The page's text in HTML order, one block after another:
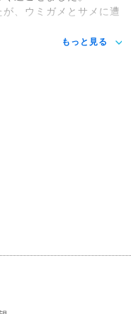
、ウミガメとサメに遭
もっと見る